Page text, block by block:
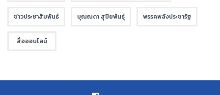
ข่าวประชาสัมพันธ์ บุณณดา สุปิยพันธุ์ พรรคพลังประชารัฐ
สื่อออนไลน์